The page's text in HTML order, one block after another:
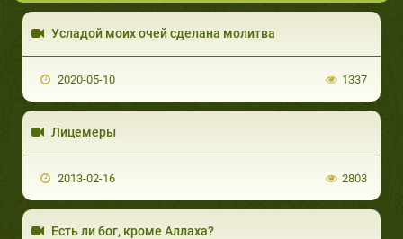
Усладой моих очей сделана молитва
2020-05-10 1337
Лицемеры
2013-02-16 2803
Есть ли бог, кроме Аллаха?